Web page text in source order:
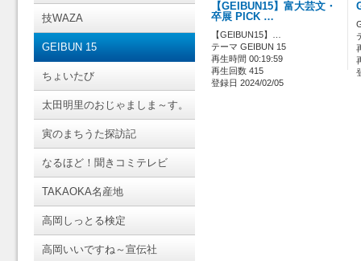
技WAZA
GEIBUN 15
ちょいたび
太田明里のおじゃましま～す。
寅のまちうた探訪記
なるほど！聞きコミテレビ
TAKAOKA名産地
高岡しっとる検定
高岡いいですね～宣伝社
【GEIBUN15】富大芸文・
卒展 PICK …
【GEIBUN15】…
テーマ GEIBUN 15
再生時間 00:19:59
再生回数 415
登録日 2024/02/05